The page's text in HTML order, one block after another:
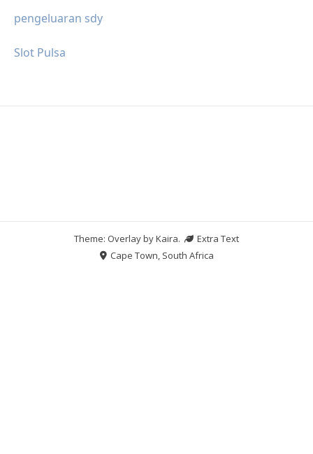
pengeluaran sdy
Slot Pulsa
Theme: Overlay byKaira.
Extra Text
Cape Town, South Africa